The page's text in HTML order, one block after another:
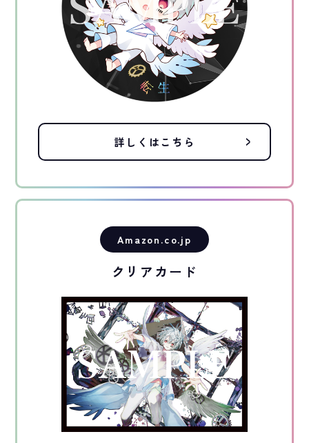
詳しくはこちら
Amazon.co.jp
クリアカード